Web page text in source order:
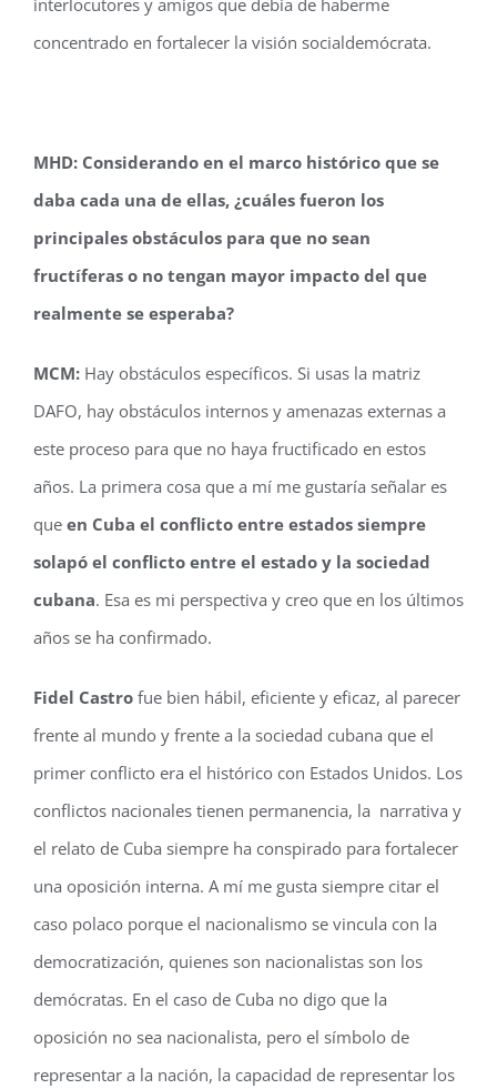
interlocutores y amigos que debía de haberme
concentrado en fortalecer la visión socialdemócrata.
MHD: Considerando en el marco histórico que se
daba cada una de ellas, ¿cuáles fueron los
principales obstáculos para que no sean
fructíferas o no tengan mayor impacto del que
realmente se esperaba?
MCM: Hay obstáculos específicos. Si usas la matriz
DAFO, hay obstáculos internos y amenazas externas a
este proceso para que no haya fructificado en estos
años. La primera cosa que a mí me gustaría señalar es
que en Cuba el conflicto entre estados siempre
solapó el conflicto entre el estado y la sociedad
cubana. Esa es mi perspectiva y creo que en los últimos
años se ha confirmado.
Fidel Castro fue bien hábil, eficiente y eficaz, al parecer
frente al mundo y frente a la sociedad cubana que el
primer conflicto era el histórico con Estados Unidos. Los
conflictos nacionales tienen permanencia, la narrativa y
el relato de Cuba siempre ha conspirado para fortalecer
una oposición interna. A mí me gusta siempre citar el
caso polaco porque el nacionalismo se vincula con la
democratización, quienes son nacionalistas son los
demócratas. En el caso de Cuba no digo que la
oposición no sea nacionalista, pero el símbolo de
representar a la nación, la capacidad de representar los